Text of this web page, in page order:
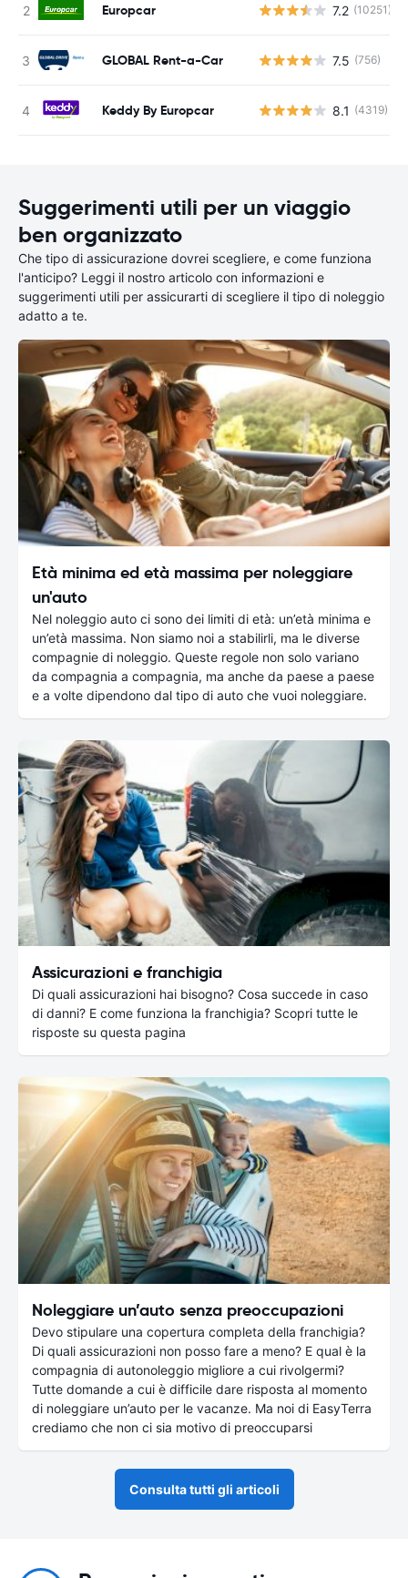
Europcar 7.2 (10251)
GLOBAL Rent-a-Car 7.5 (756)
Keddy By Europcar 8.1 (4319)
Suggerimenti utili per un viaggio
ben organizzato
Che tipo di assicurazione dovrei scegliere, e come funziona
l'anticipo? Leggi il nostro articolo con informazioni e
suggerimenti utili per assicurarti di scegliere il tipo di noleggio
adatto a te.
Età minima ed età massima per noleggiare
un'auto
Nel noleggio auto ci sono dei limiti di età: un’età minima e
un’età massima. Non siamo noi a stabilirli, ma le diverse
compagnie di noleggio. Queste regole non solo variano
da compagnia a compagnia, ma anche da paese a paese
e a volte dipendono dal tipo di auto che vuoi noleggiare.
Assicurazioni e franchigia
Di quali assicurazioni hai bisogno? Cosa succede in caso
di danni? E come funziona la franchigia? Scopri tutte le
risposte su questa pagina
Noleggiare un’auto senza preoccupazioni
Devo stipulare una copertura completa della franchigia?
Di quali assicurazioni non posso fare a meno? E qual è la
compagnia di autonoleggio migliore a cui rivolgermi?
Tutte domande a cui è difficile dare risposta al momento
di noleggiare un’auto per le vacanze. Ma noi di EasyTerra
crediamo che non ci sia motivo di preoccuparsi
Consulta tutti gli articoli